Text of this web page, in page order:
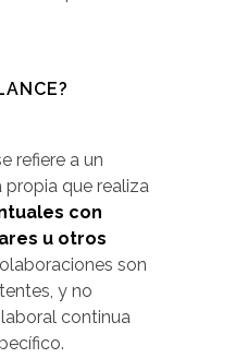
refiere a un
que realiza
con
u otros
son
y no
continua